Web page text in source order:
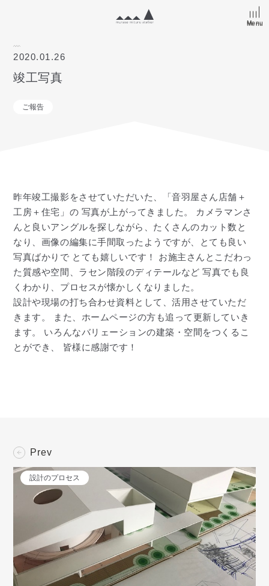
Menu
Menu
2020.01.26
竣工写真
ご報告
昨年竣工撮影をさせていただいた、「音羽屋さん店舗＋
工房＋住宅」の 写真が上がってきました。 カメラマンさ
んと良いアングルを探しながら、たくさんのカット数と
なり、画像の編集に手間取ったようですが、とても良い
写真ばかりで とても嬉しいです！ お施主さんとこだわっ
た質感や空間、ラセン階段のディテールなど 写真でも良
くわかり、プロセスが懐かしくなりました。
設計や現場の打ち合わせ資料として、活用させていただ
きます。 また、ホームページの方も追って更新していき
ます。 いろんなバリェーションの建築・空間をつくるこ
とができ、 皆様に感謝です！
Prev
設計のプロセス